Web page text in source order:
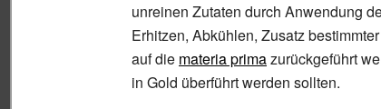
unreinen Zutaten durch Anwendung
Erhitzen, Abkühlen, Zusatz
auf die materia primazurückgeführt
in Gold überführt werden sollten.